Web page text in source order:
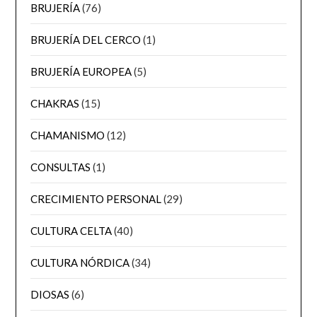
BRUJERÍA(76)
BRUJERÍA DEL CERCO (1)
BRUJERÍA EUROPEA(5)
CHAKRAS (15)
CHAMANISMO (12)
CONSULTAS (1)
CRECIMIENTO PERSONAL(29)
CULTURA CELTA(40)
CULTURA NÓRDICA(34)
DIOSAS (6)